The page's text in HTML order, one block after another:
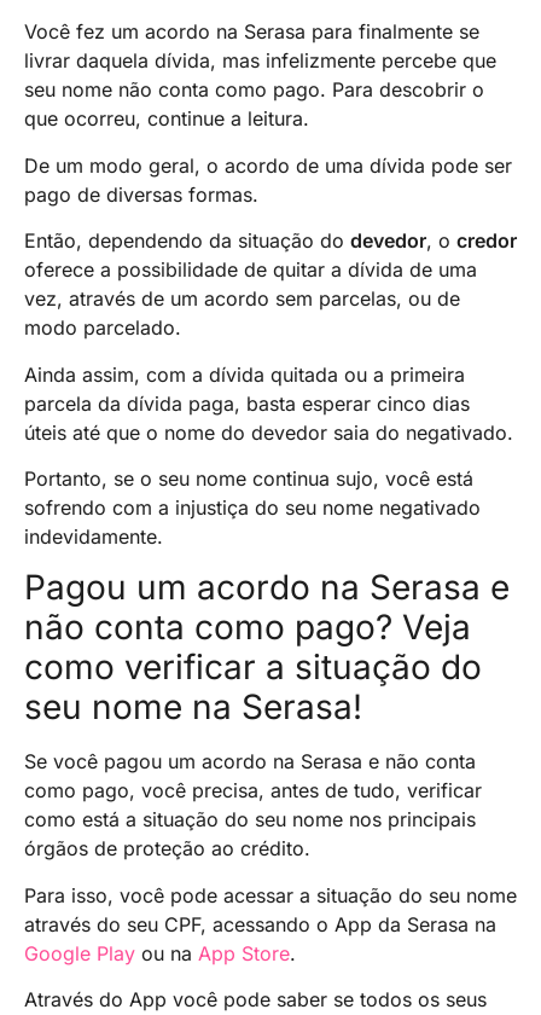
Você fez um acordo na Serasa para finalmente se
livrar daquela dívida, mas infelizmente percebe que
seu nome não conta como pago. Para descobrir o
que ocorreu, continue a leitura.
De um modo geral, o acordo de uma dívida pode ser
pago de diversas formas.
Então, dependendo da situação do devedor, o credor
oferece a possibilidade de quitar a dívida de uma
vez, através de um acordo sem parcelas, ou de
modo parcelado.
Ainda assim, com a dívida quitada ou a primeira
parcela da dívida paga, basta esperar cinco dias
úteis até que o nome do devedor saia do negativado.
Portanto, se o seu nome continua sujo, você está
sofrendo com a injustiça do seu nome negativado
indevidamente.
Pagou um acordo na Serasa e
não conta como pago? Veja
como verificar a situação do
seu nome na Serasa!
Se você pagou um acordo na Serasa e não conta
como pago, você precisa, antes de tudo, verificar
como está a situação do seu nome nos principais
órgãos de proteção ao crédito.
Para isso, você pode acessar a situação do seu nome
através do seu CPF, acessando o App da Serasa na
Google Play ou na App Store.
Através do App você pode saber se todos os seus